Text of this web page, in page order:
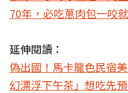
70年，必吃蔥肉包一咬
延伸閱讀：
偽出國！馬卡龍色民宿
幻漂浮下午茶」想吃先